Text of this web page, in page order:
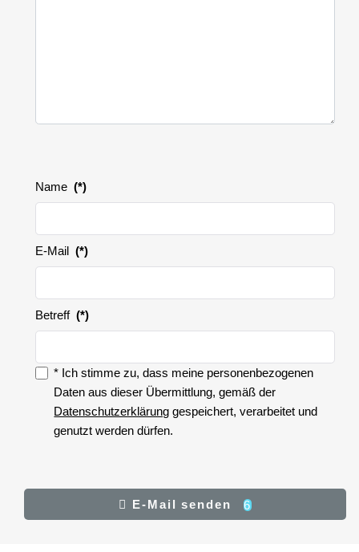
Name (*)
E-Mail (*)
Betreff (*)
Zustimmung
Zustimmung
* Ich stimme zu, dass meine personenbezogenen
Daten aus dieser Übermittlung, gemäß der
Datenschutzerklärung gespeichert, verarbeitet und
genutzt werden dürfen.
E-Mail senden 6